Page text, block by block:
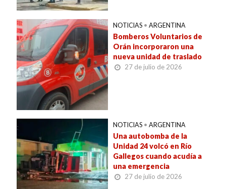
NOTICIAS • ARGENTINA
Bomberos Voluntarios de
Orán incorporaron una
nueva unidad de traslado
27 de julio de 2026
NOTICIAS • ARGENTINA
Una autobomba de la
Unidad 24 volcó en Río
Gallegos cuando acudía a
una emergencia
27 de julio de 2026